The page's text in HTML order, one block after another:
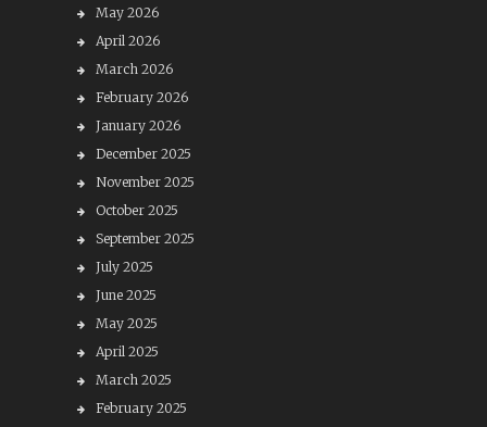
May 2026
April 2026
March 2026
February 2026
January 2026
December 2025
November 2025
October 2025
September 2025
July 2025
June 2025
May 2025
April 2025
March 2025
February 2025